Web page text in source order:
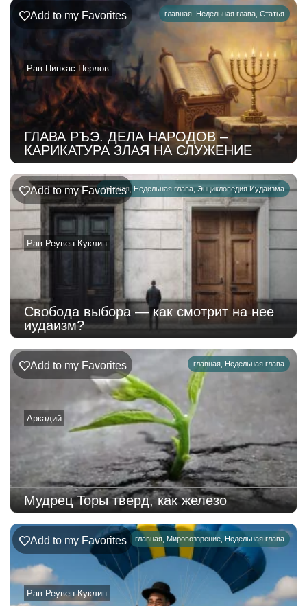
главная Недельная глава Статья
Рав Пинхас Перлов
Add to my Favorites
ГЛАВА РЪЭ. ДЕЛА НАРОДОВ –
КАРИКАТУРА ЗЛАЯ НА СЛУЖЕНИЕ
главная , Недельная глава,Энциклопедия Иудаизма
Рав Реувен Куклин
Add to my Favorites
Свобода выбора — как смотрит на нее
иудаизм?
главная Недельная глава
Аркадий
Add to my Favorites
Мудрец Торы тверд, как железо
главная Мировоззрение Недельная глава
Рав Реувен Куклин
Add to my Favorites